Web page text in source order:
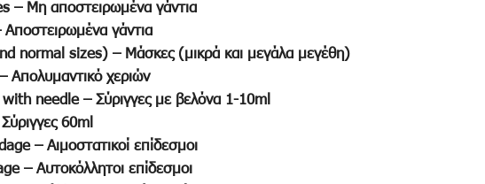
– Μη αποστειρωμένα γάντια
γάντια
normal sizes) – Μάσκες (μικρά και μεγάλα μεγέθη)
Απολυμαντικό χεριών
needle – Σύριγγες με βελόνα 1-10ml
60ml
– Αιμοστατικοί επίδεσμοι
– Αυτοκόλλητοι επίδεσμοι